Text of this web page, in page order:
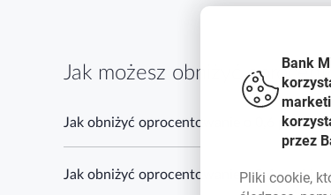
Jak możesz obniżyć
Jak obniżyć oprocentowanie o 0,6 punktu
Jak obniżyć oprocentowanie o 0,4 punktu
Bank
przez
Plikicookie,